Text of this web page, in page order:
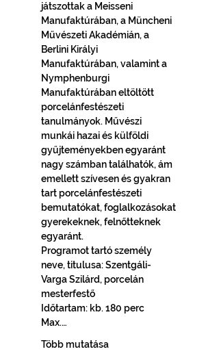
játszottak a Meisseni
Manufaktúrában, a Müncheni
Művészeti Akadémián, a
Berlini Királyi
Manufaktúrában, valamint a
Nymphenburgi
Manufaktúrában eltöltött
porcelánfestészeti
tanulmányok. Művészi
munkái hazai és külföldi
gyűjteményekben egyaránt
nagy számban találhatók, ám
emellett szívesen és gyakran
tart porcelánfestészeti
bemutatókat, foglalkozásokat
gyerekeknek, felnőtteknek
egyaránt.
Programot tartó személy
neve, titulusa: Szentgáli-
Varga Szilárd, porcelán
mesterfestő
Időtartam: kb. 180 perc
Max.…
Több mutatása